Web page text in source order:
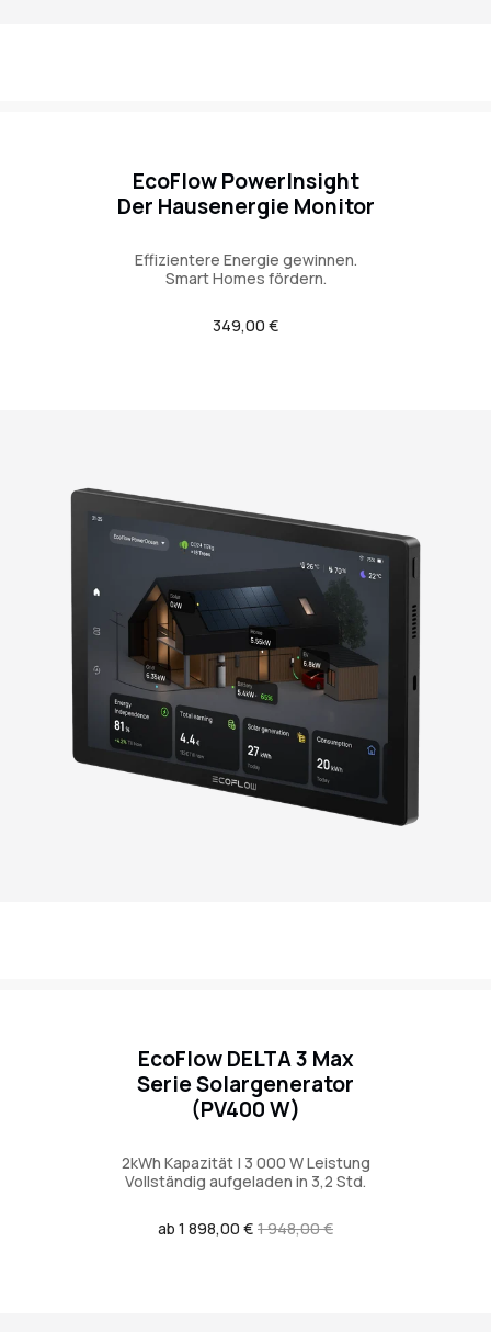
EcoFlow PowerInsight
Der Hausenergie Monitor
Effizientere Energie gewinnen.
Smart Homes fördern.
Regulärer
349,00 €
EcoFlow DELTA 3 Max
Serie Solargenerator
(PV400 W)
2kWh Kapazität | 3 000 W Leistung
Vollständig aufgeladen in 3,2 Std.
Verkaufspreis
ab 1 898,00 € Regulärer
1 948,00 €